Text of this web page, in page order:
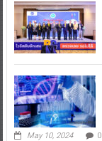
May 10, 2024 0